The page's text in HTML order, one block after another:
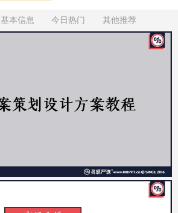
基本信息 今日热门 其他推荐